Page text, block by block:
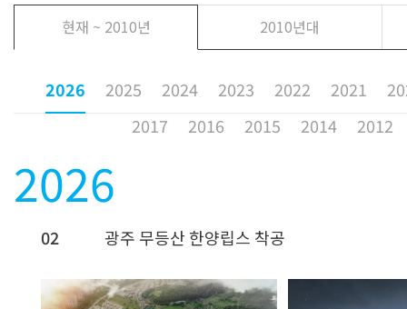
현재 ~ 2010년 2010년대
2026 2025 2024 2023 2022 2021
2017
2016 2015 2014 2012
2026
02 광주 무등산 한양립스 착공